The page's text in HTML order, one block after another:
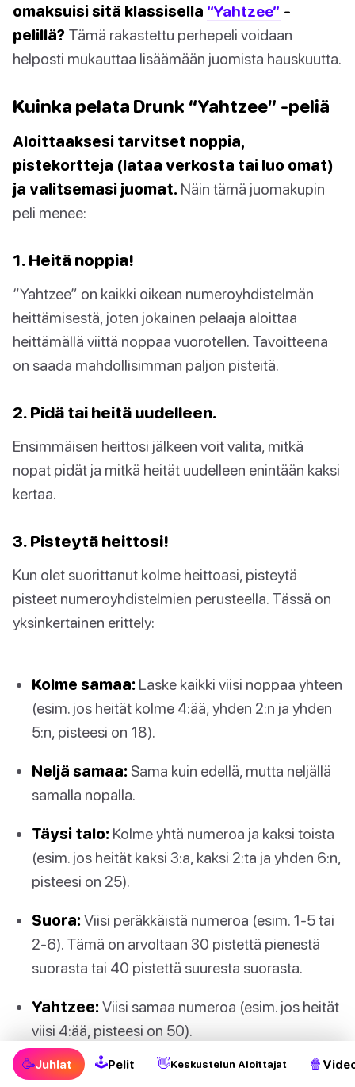
omaksuisi sitä klassisella “Yahtzee” -
pelillä? Tämä rakastettu perhepeli voidaan
helposti mukauttaa lisäämään juomista hauskuutta.
Kuinka pelata Drunk “Yahtzee” -peliä
Aloittaaksesi tarvitset noppia,
pistekortteja (lataa verkosta tai luo omat)
ja valitsemasi juomat. Näin tämä juomakupin
peli menee:
1. Heitä noppia!
“Yahtzee” on kaikki oikean numeroyhdistelmän
heittämisestä, joten jokainen pelaaja aloittaa
heittämällä viittä noppaa vuorotellen. Tavoitteena
on saada mahdollisimman paljon pisteitä.
2. Pidä tai heitä uudelleen.
Ensimmäisen heittosi jälkeen voit valita, mitkä
nopat pidät ja mitkä heität uudelleen enintään kaksi
kertaa.
3. Pisteytä heittosi!
Kun olet suorittanut kolme heittoasi, pisteytä
pisteet numeroyhdistelmien perusteella. Tässä on
yksinkertainen erittely:
Kolme samaa: Laske kaikki viisi noppaa yhteen
(esim. jos heität kolme 4:ää, yhden 2:n ja yhden
5:n, pisteesi on 18).
Neljä samaa: Sama kuin edellä, mutta neljällä
samalla nopalla.
Täysi talo: Kolme yhtä numeroa ja kaksi toista
(esim. jos heität kaksi 3:a, kaksi 2:ta ja yhden 6:n,
pisteesi on 25).
Suora: Viisi peräkkäistä numeroa (esim. 1-5 tai
2-6). Tämä on arvoltaan 30 pistettä pienestä
suorasta tai 40 pistettä suuresta suorasta.
Yahtzee:Viisi samaa numeroa (esim. jos heität
viisi 4:ää, pisteesi on 50).
🥳Juhlat 🕹Pelit 👋Keskustelun Aloittajat 🍿